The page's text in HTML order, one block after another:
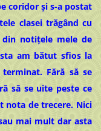
coridor și s-a postat
clasei trăgând cu
notițele mele de
am bătut sfios la
Fără să se
să se uite peste ce
nota de trecere. Nici
mai mult dar asta